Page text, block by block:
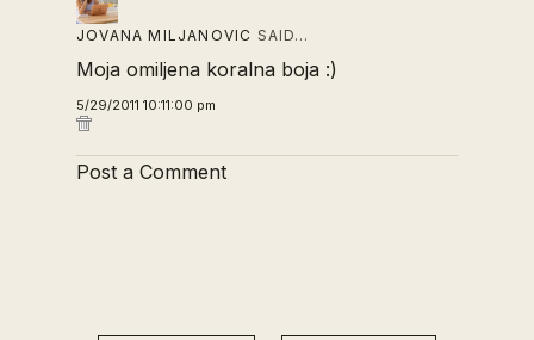
JOVANA MILJANOVIC SAID…
Moja omiljena koralna boja :)
5/29/2011 10:11:00 pm
Post a Comment